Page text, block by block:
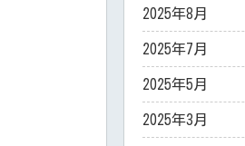
2025年8月
2025年7月
2025年5月
2025年3月